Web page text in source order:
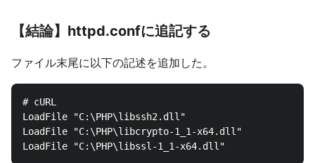
【結論】httpd.confに追記する
ファイル末尾に以下の記述を追加した。
# cURL
LoadFile "C:\PHP\libssh2.dll"
LoadFile "C:\PHP\libcrypto-1_1-x64.dll"